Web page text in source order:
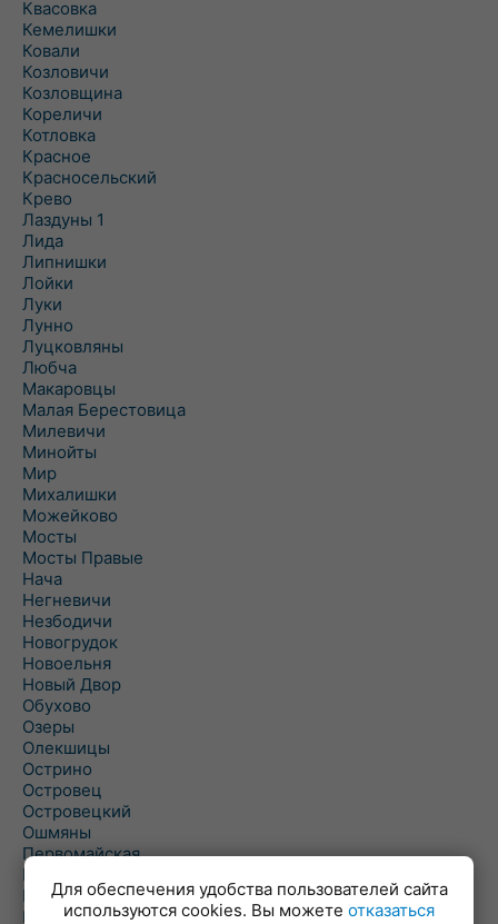
Квасовка
Кемелишки
Ковали
Козловичи
Козловщина
Кореличи
Котловка
Красное
Красносельский
Крево
Лаздуны 1
Лида
Липнишки
Лойки
Луки
Лунно
Луцковляны
Любча
Макаровцы
Малая Берестовица
Милевичи
Минойты
Мир
Михалишки
Можейково
Мосты
Мосты Правые
Нача
Негневичи
Незбодичи
Новогрудок
Новоельня
Новый Двор
Обухово
Озеры
Олекшицы
Острино
Островец
Островецкий
Ошмяны
Первомайская
Первомайский
Пески
Петревичи
Для обеспечения удобства пользователей сайта
используются cookies. Вы можете отказаться